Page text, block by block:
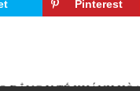
Pinterest